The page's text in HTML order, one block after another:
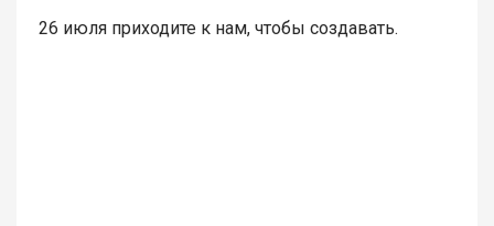
26 июля приходите к нам, чтобы создавать.